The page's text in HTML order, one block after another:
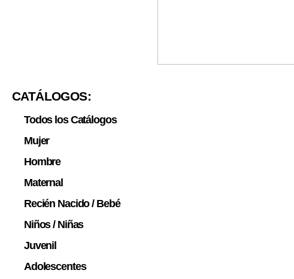
CATÁLOGOS:
Todos los Catálogos
Mujer
Hombre
Maternal
Recién Nacido / Bebé
Niños / Niñas
Juvenil
Adolescentes